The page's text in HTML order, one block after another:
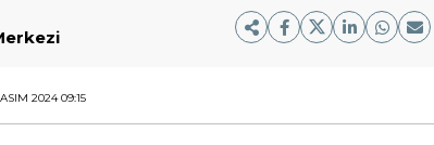
2024 09:15